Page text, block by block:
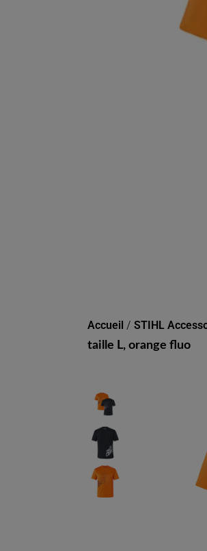
T-SHIRT
Accueil / STIHL
taille L, orange fluo